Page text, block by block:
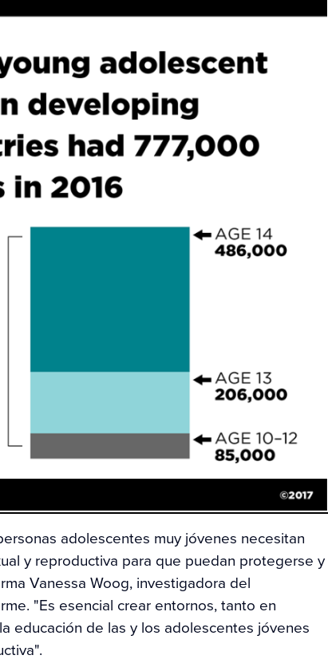
adolescentes muy jóvenes necesitan
y reproductiva para que puedan protegerse y
Vanessa Woog, investigadora del
"Es esencial crear entornos, tanto en
educación de las y los adolescentes jóvenes